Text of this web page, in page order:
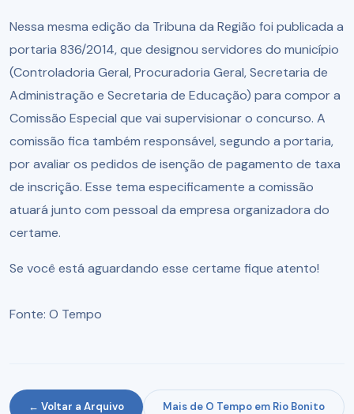
Nessa mesma edição da Tribuna da Região foi publicada a
portaria 836/2014, que designou servidores do município
(Controladoria Geral, Procuradoria Geral, Secretaria de
Administração e Secretaria de Educação) para compor a
Comissão Especial que vai supervisionar o concurso. A
comissão fica também responsável, segundo a portaria,
por avaliar os pedidos de isenção de pagamento de taxa
de inscrição. Esse tema especificamente a comissão
atuará junto com pessoal da empresa organizadora do
certame.
Se você está aguardando esse certame fique atento!
Fonte: O Tempo
← Voltar a Arquivo Mais de O Tempo em Rio Bonito